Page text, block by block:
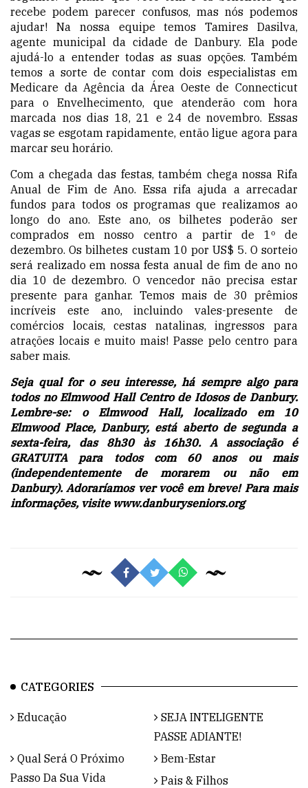
recebe podem parecer confusos, mas nós podemos
ajudar! Na nossa equipe temos Tamires Dasilva,
agente municipal da cidade de Danbury. Ela pode
ajudá-lo a entender todas as suas opções. Também
temos a sorte de contar com dois especialistas em
Medicare da Agência da Área Oeste de Connecticut
para o Envelhecimento, que atenderão com hora
marcada nos dias 18, 21 e 24 de novembro. Essas
vagas se esgotam rapidamente, então ligue agora para
marcar seu horário.
Com a chegada das festas, também chega nossa Rifa
Anual de Fim de Ano. Essa rifa ajuda a arrecadar
fundos para todos os programas que realizamos ao
longo do ano. Este ano, os bilhetes poderão ser
comprados em nosso centro a partir de 1º de
dezembro. Os bilhetes custam 10 por US$ 5. O sorteio
será realizado em nossa festa anual de fim de ano no
dia 10 de dezembro. O vencedor não precisa estar
presente para ganhar. Temos mais de 30 prêmios
incríveis este ano, incluindo vales-presente de
comércios locais, cestas natalinas, ingressos para
atrações locais e muito mais! Passe pelo centro para
saber mais.
Seja qual for o seu interesse, há sempre algo para
todos no Elmwood Hall Centro de Idosos de Danbury.
Lembre-se: o Elmwood Hall, localizado em 10
Elmwood Place, Danbury, está aberto de segunda a
sexta-feira, das 8h30 às 16h30. A associação é
GRATUITA para todos com 60 anos ou mais
(independentemente de morarem ou não em
Danbury). Adoraríamos ver você em breve! Para mais
informações, visite www.danburyseniors.org
CATEGORIES
Educação
SEJA INTELIGENTE
PASSE ADIANTE!
Qual Será O Próximo
Passo Da Sua Vida
Bem-Estar
Pais & Filhos